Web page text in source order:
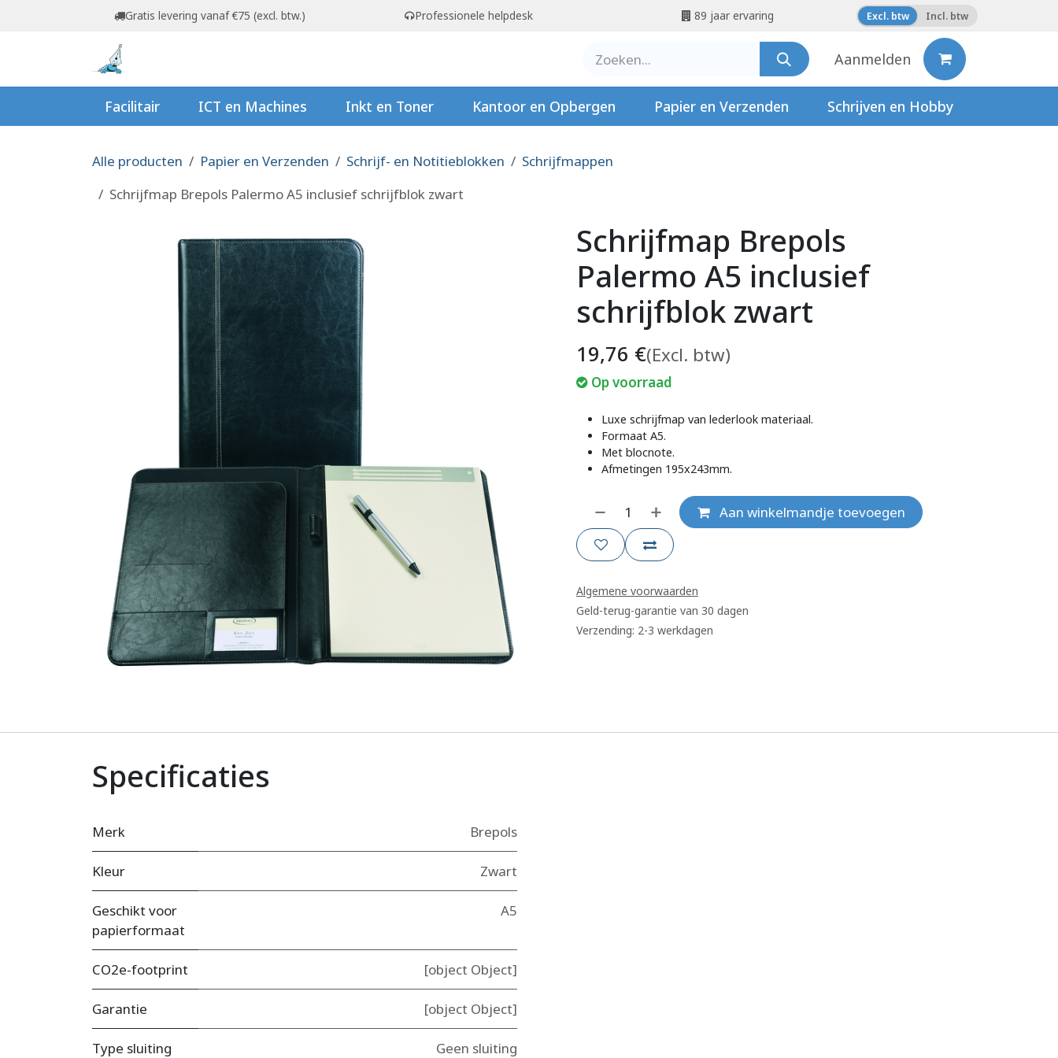
Overslaan naar inhoudGratis levering vanaf €75 (excl. btw.) Professionele helpdesk 89 jaar ervaring Excl. btw Incl. btw
Aanmelden
Facilitair ICT en Machines Inkt en Toner Kantoor en Opbergen Papier en Verzenden Schrijven en Hobby
Alle producten Papier en Verzenden Schrijf- en Notitieblokken
Schrijfmappen
Schrijfmap Brepols Palermo A5 inclusief schrijfblok zwart
Schrijfmap Brepols
Palermo A5 inclusief
schrijfblok zwart
19,76 €(Excl. btw)
Op voorraad
Luxe schrijfmap van lederlook materiaal.
Formaat A5.
Met blocnote.
Afmetingen 195x243mm.
Aan winkelmandje toevoegen
Algemene voorwaarden
Geld-terug-garantie van 30 dagen
Verzending: 2-3 werkdagen
Specificaties
Merk Brepols
Kleur Zwart
Geschikt voor
papierformaat
A5
CO2e-footprint [object Object]
Garantie [object Object]
Type sluiting Geen sluiting